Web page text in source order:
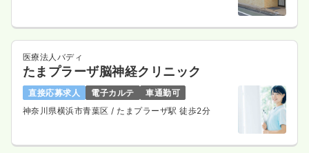
医療法人バディ
たまプラーザ脳神経クリニック
直接応募求人 電子カルテ
車通勤可
神奈川県横浜市青葉区 / たまプラーザ駅 徒歩2分